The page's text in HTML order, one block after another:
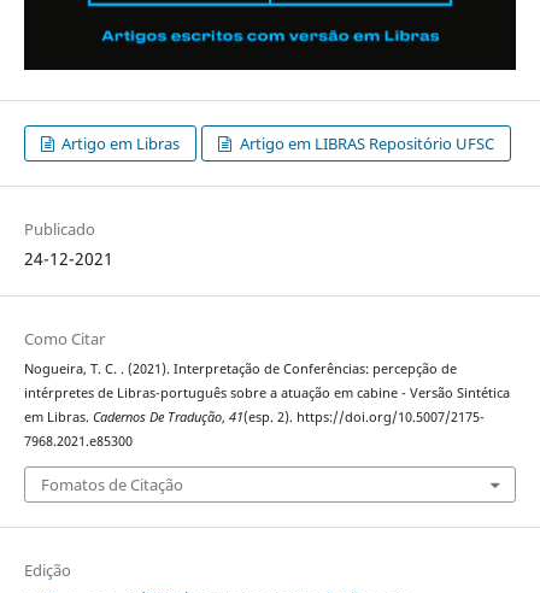
Artigo em Libras Artigo em LIBRAS Repositório UFSC
Publicado
24-12-2021
Como Citar
Nogueira, T. C. . (2021). Interpretação de Conferências: percepção de
intérpretes de Libras-português sobre a atuação em cabine - Versão Sintética
em Libras. Cadernos De Tradução, 41(esp. 2). https://doi.org/10.5007/2175-
7968.2021.e85300
Fomatos de Citação
Edição